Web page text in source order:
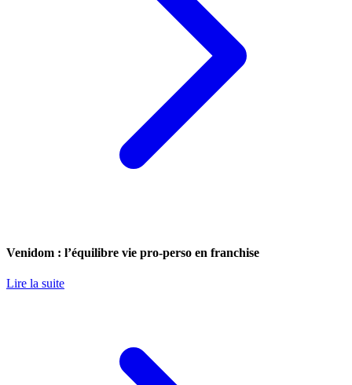
Venidom : l’équilibre vie pro-perso en franchise
Lire la suite